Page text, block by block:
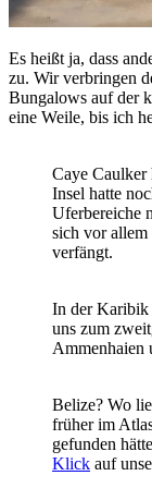
Es heißt ja, dass
zu. Wir verbringen
Bungalows auf der
eine Weile, bis ich
Caye Caulker
Insel hatte
Uferbereiche
sich vor allem
verfängt.
In der Karibik
uns zum
Ammenhaien
Belize? Wo
früher im
gefunden
Klick auf